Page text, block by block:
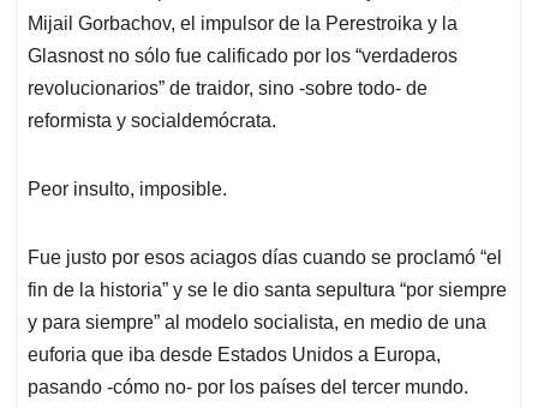
Mijail Gorbachov, el impulsor de la Perestroika y la
Glasnost no sólo fue calificado por los “verdaderos
revolucionarios” de traidor, sino -sobre todo- de
reformista y socialdemócrata.
Peor insulto, imposible.
Fue justo por esos aciagos días cuando se proclamó “el
fin de la historia” y se le dio santa sepultura “por siempre
y para siempre” al modelo socialista, en medio de una
euforia que iba desde Estados Unidos a Europa,
pasando -cómo no- por los países del tercer mundo.